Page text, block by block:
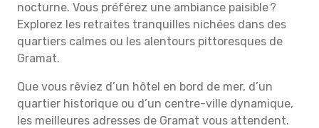
nocturne. Vous préférez une ambiance paisible ?
Explorez les retraites tranquilles nichées dans des
quartiers calmes ou les alentours pittoresques de
Gramat.
Que vous rêviez d’un hôtel en bord de mer, d’un
quartier historique ou d’un centre-ville dynamique,
les meilleures adresses de Gramat vous attendent.